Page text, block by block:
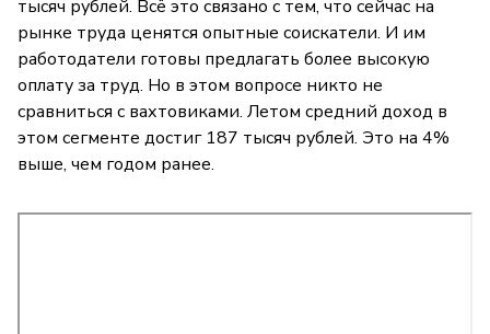
тысяч рублей. Всё это связано с тем, что сейчас на
рынке труда ценятся опытные соискатели. И им
работодатели готовы предлагать более высокую
оплату за труд. Но в этом вопросе никто не
сравниться с вахтовиками. Летом средний доход в
этом сегменте достиг 187 тысяч рублей. Это на 4%
выше, чем годом ранее.